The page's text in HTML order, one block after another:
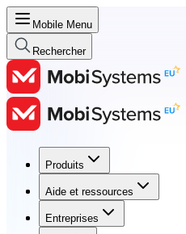
Mobile Menu
Rechercher
Produits
Aide et ressources
Entreprises
Produits
Aide et ressources
Entreprises